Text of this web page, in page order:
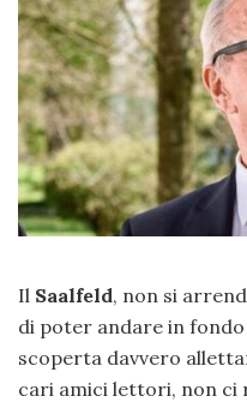
Il Saalfeld, non si
di poter andare in
scoperta davvero
cari amici lettori, non ci